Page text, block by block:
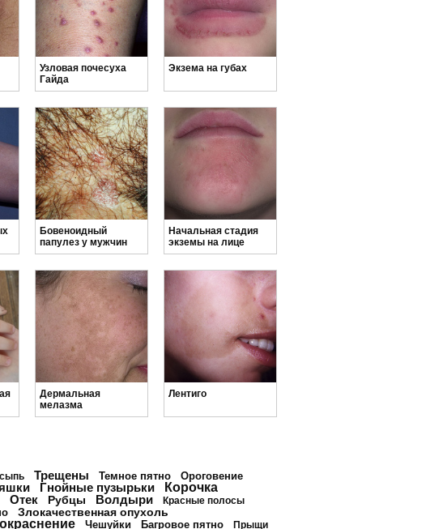
Узловая почесуха
Гайда
Экзема на губах
Бовеноидный
папулез у мужчин
Начальная стадия
экземы на лице
Дермальная
мелазма
Лентиго
Трещены Темное пятно Ороговение
Гнойные пузырьки Корочка
Отек Рубцы Волдыри Красные полосы
Злокачественная опухоль
Чешуйки Багровое пятно Прыщи